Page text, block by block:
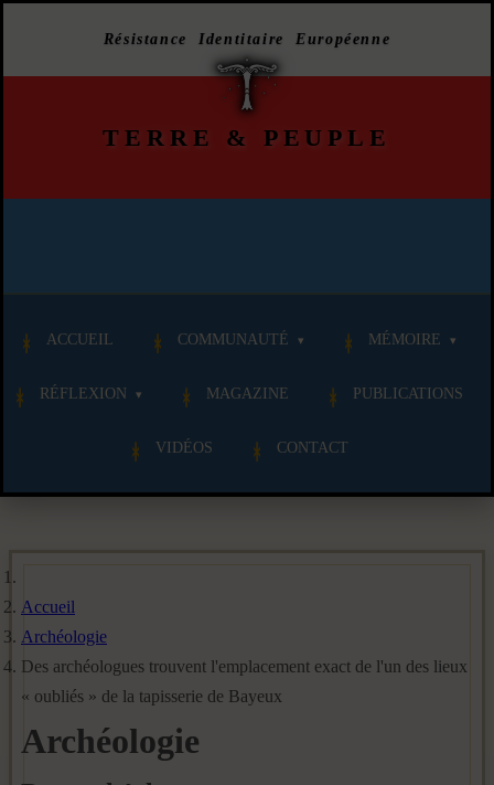
Résistance Identitaire Européenne
TERRE & PEUPLE
ACCUEIL COMMUNAUTÉ MÉMOIRE
RÉFLEXION MAGAZINE PUBLICATIONS
VIDÉOS CONTACT
Accueil
Archéologie
Des archéologues trouvent l'emplacement exact de l'un des lieux
« oubliés » de la tapisserie de Bayeux
Archéologie